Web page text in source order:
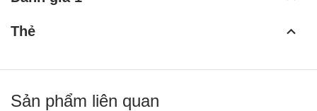
Thẻ
Sản phẩm liên quan